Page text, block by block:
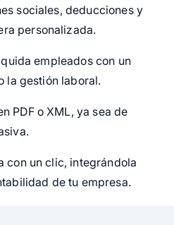
sociales, deducciones y
personalizada.
empleados con un
la gestión laboral.
PDF o XML, ya sea de
con un clic, integrándola
de tu empresa.